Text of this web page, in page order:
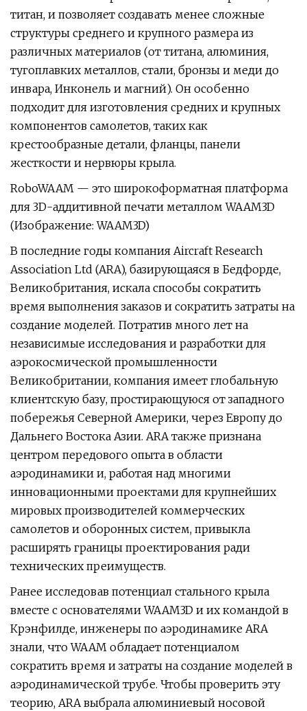
титан, и позволяет создавать менее сложные
структуры среднего и крупного размера из
различных материалов (от титана, алюминия,
тугоплавких металлов, стали, бронзы и меди до
инвара, Инконель и магний). Он особенно
подходит для изготовления средних и крупных
компонентов самолетов, таких как
крестообразные детали, фланцы, панели
жесткости и нервюры крыла.
RoboWAAM — это широкоформатная платформа
для 3D-аддитивной печати металлом WAAM3D
(Изображение: WAAM3D)
В последние годы компания Aircraft Research
Association Ltd (ARA), базирующаяся в Бедфорде,
Великобритания, искала способы сократить
время выполнения заказов и сократить затраты на
создание моделей. Потратив много лет на
независимые исследования и разработки для
аэрокосмической промышленности
Великобритании, компания имеет глобальную
клиентскую базу, простирающуюся от западного
побережья Северной Америки, через Европу до
Дальнего Востока Азии. ARA также признана
центром передового опыта в области
аэродинамики и, работая над многими
инновационными проектами для крупнейших
мировых производителей коммерческих
самолетов и оборонных систем, привыкла
расширять границы проектирования ради
технических преимуществ.
Ранее исследовав потенциал стального крыла
вместе с основателями WAAM3D и их командой в
Крэнфилде, инженеры по аэродинамике ARA
знали, что WAAM обладает потенциалом
сократить время и затраты на создание моделей в
аэродинамической трубе. Чтобы проверить эту
теорию, ARA выбрала алюминиевый носовой